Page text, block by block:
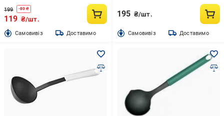
199 -80 ₴
119 ₴/шт.
Cамовивіз Доставимо
195 ₴/шт.
Cамовивіз Доставимо